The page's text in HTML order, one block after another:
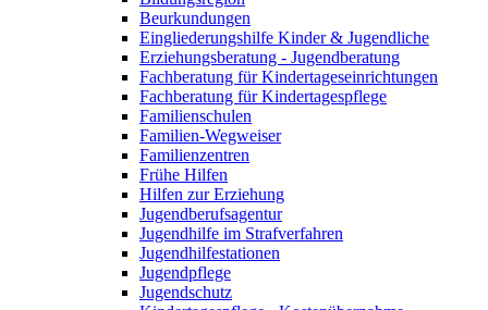
Beurkundungen
Eingliederungshilfe Kinder & Jugendliche
Erziehungsberatung - Jugendberatung
Fachberatung für Kindertageseinrichtungen
Fachberatung für Kindertagespflege
Familienschulen
Familien-Wegweiser
Familienzentren
Frühe Hilfen
Hilfen zur Erziehung
Jugendberufsagentur
Jugendhilfe im Strafverfahren
Jugendhilfestationen
Jugendpflege
Jugendschutz